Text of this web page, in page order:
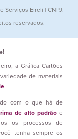
Serviços Eireli | CNPJ:
reservados.
a Gráfica Cartões
de materiais
.
com o que há de
de alto padrão e
os processos de
tenha sempre os